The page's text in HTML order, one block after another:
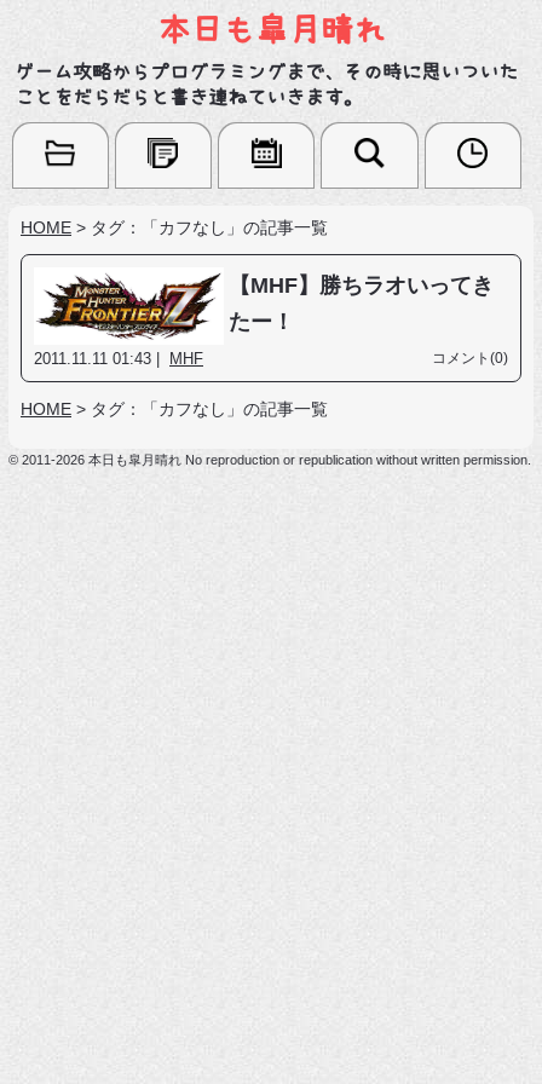
本日も皐月晴れ
ゲーム攻略からプログラミングまで、その時に思いついた
ことをだらだらと書き連ねていきます。
HOME > タグ：「カフなし」の記事一覧
【MHF】勝ちラオいってき
たー！
2011.11.11 01:43 | MHF コメント(0)
HOME > タグ：「カフなし」の記事一覧
© 2011-2026 本日も皐月晴れ No reproduction or republication without written permission.